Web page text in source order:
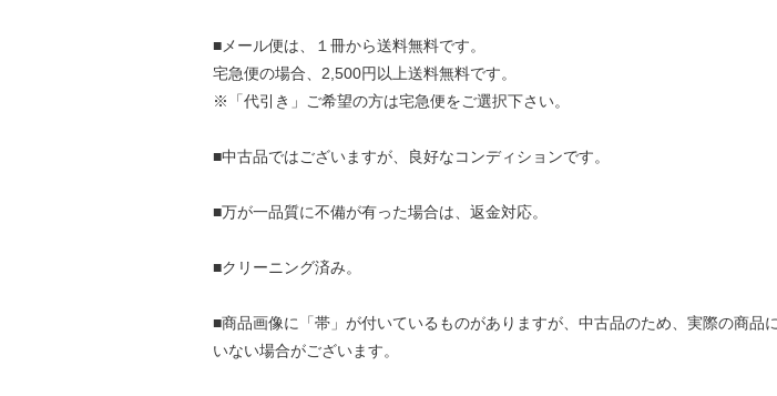
■メール便は、１冊から送料無料です。
宅急便の場合、2,500円以上送料無料です。
※「代引き」ご希望の方は宅急便をご選択下さい。
■中古品ではございますが、良好なコンディションです。
■万が一品質に不備が有った場合は、返金対応。
■クリーニング済み。
■商品画像に「帯」が付いているものがありますが、中古品のため、実際の商品
いない場合がございます。